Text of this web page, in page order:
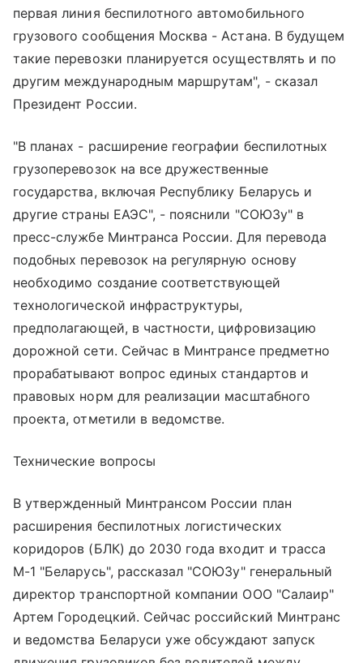
первая линия беспилотного автомобильного
грузового сообщения Москва - Астана. В будущем
такие перевозки планируется осуществлять и по
другим международным маршрутам", - сказал
Президент России.
"В планах - расширение географии беспилотных
грузоперевозок на все дружественные
государства, включая Республику Беларусь и
другие страны ЕАЭС", - пояснили "СОЮЗу" в
пресс-службе Минтранса России. Для перевода
подобных перевозок на регулярную основу
необходимо создание соответствующей
технологической инфраструктуры,
предполагающей, в частности, цифровизацию
дорожной сети. Сейчас в Минтрансе предметно
прорабатывают вопрос единых стандартов и
правовых норм для реализации масштабного
проекта, отметили в ведомстве.
Технические вопросы
В утвержденный Минтрансом России план
расширения беспилотных логистических
коридоров (БЛК) до 2030 года входит и трасса
М-1 "Беларусь", рассказал "СОЮЗу" генеральный
директор транспортной компании ООО "Салаир"
Артем Городецкий. Сейчас российский Минтранс
и ведомства Беларуси уже обсуждают запуск